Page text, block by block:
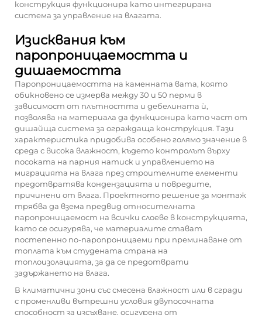
конструкция функционира като интегрирана
система за управление на влагата.
Изисквания към
паропроницаемостта и
дишаемостта
Паропроницаемостта на каменната вата, която
обикновено се измерва между 30 и 50 перми в
зависимост от плътността и дебелината ѝ,
позволява на материала да функционира като част от
дишайща система за ограждаща конструкция. Тази
характеристика придобива особено голямо значение в
среда с висока влажност, където контролът върху
посоката на парния натиск и управлението на
миграцията на влага през строителните елементи
предотвратява кондензацията и повредите,
причинени от влага. Проектното решение за монтаж
трябва да взема предвид относителната
паропроницаемост на всички слоеве в конструкцията,
като се осигурява, че материалите стават
постепенно по-паропроницаеми при преминаване от
топлата към студената страна на
топлоизолацията, за да се предотврати
задържането на влага.
В климатични зони със смесена влажност или в сгради
с променливи вътрешни условия двупосочната
способност за изсъхване, осигурена от